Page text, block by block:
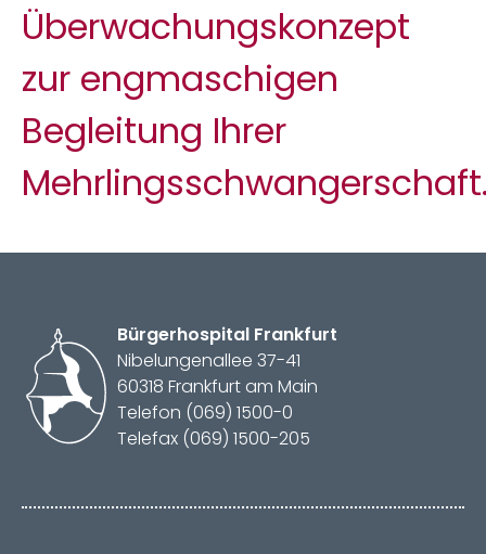
Überwachungskonzept
zur engmaschigen
Begleitung Ihrer
Bürger­hospital Frankfurt
Nibelungenallee 37-41
60318 Frankfurt am Main
Telefon (069) 1500-0
Telefax (069) 1500-205